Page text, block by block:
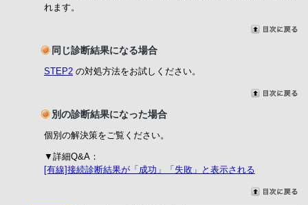
れます。
同じ診断結果になる場合
STEP2 の対処方法をお試しください。
別の診断結果になった場合
個別の解決策をご覧ください。
▼詳細Q&A：
[有線]接続診断結果が「成功」「失敗」と表示される